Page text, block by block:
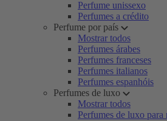
Perfume unissexo
Perfumes a crédito
Perfume por país
Mostrar todos
Perfumes árabes
Perfumes franceses
Perfumes italianos
Perfumes espanhóis
Perfumes de luxo
Mostrar todos
Perfumes de luxo para